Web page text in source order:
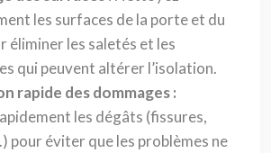
les surfaces de la porte et du
éliminer les saletés et les
qui peuvent altérer l’isolation.
rapide des dommages :
les dégâts (fissures,
pour éviter que les problèmes ne